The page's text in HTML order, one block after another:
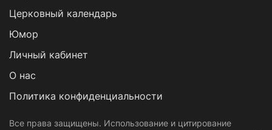
Церковный календарь
Юмор
Личный кабинет
О нас
Политика конфиденциальности
Все права защищены. Использование и цитирование